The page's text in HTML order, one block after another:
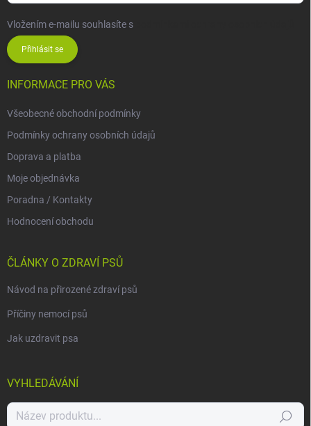
Vložením e-mailu souhlasíte s
Přihlásit se
INFORMACE PRO VÁS
Všeobecné obchodní podmínky
Podmínky ochrany osobních údajů
Doprava a platba
Moje objednávka
Poradna / Kontakty
Hodnocení obchodu
ČLÁNKY O ZDRAVÍ PSŮ
Návod na přirozené zdraví psů
Příčiny nemocí psů
Jak uzdravit psa
VYHLEDÁVÁNÍ
Hledat